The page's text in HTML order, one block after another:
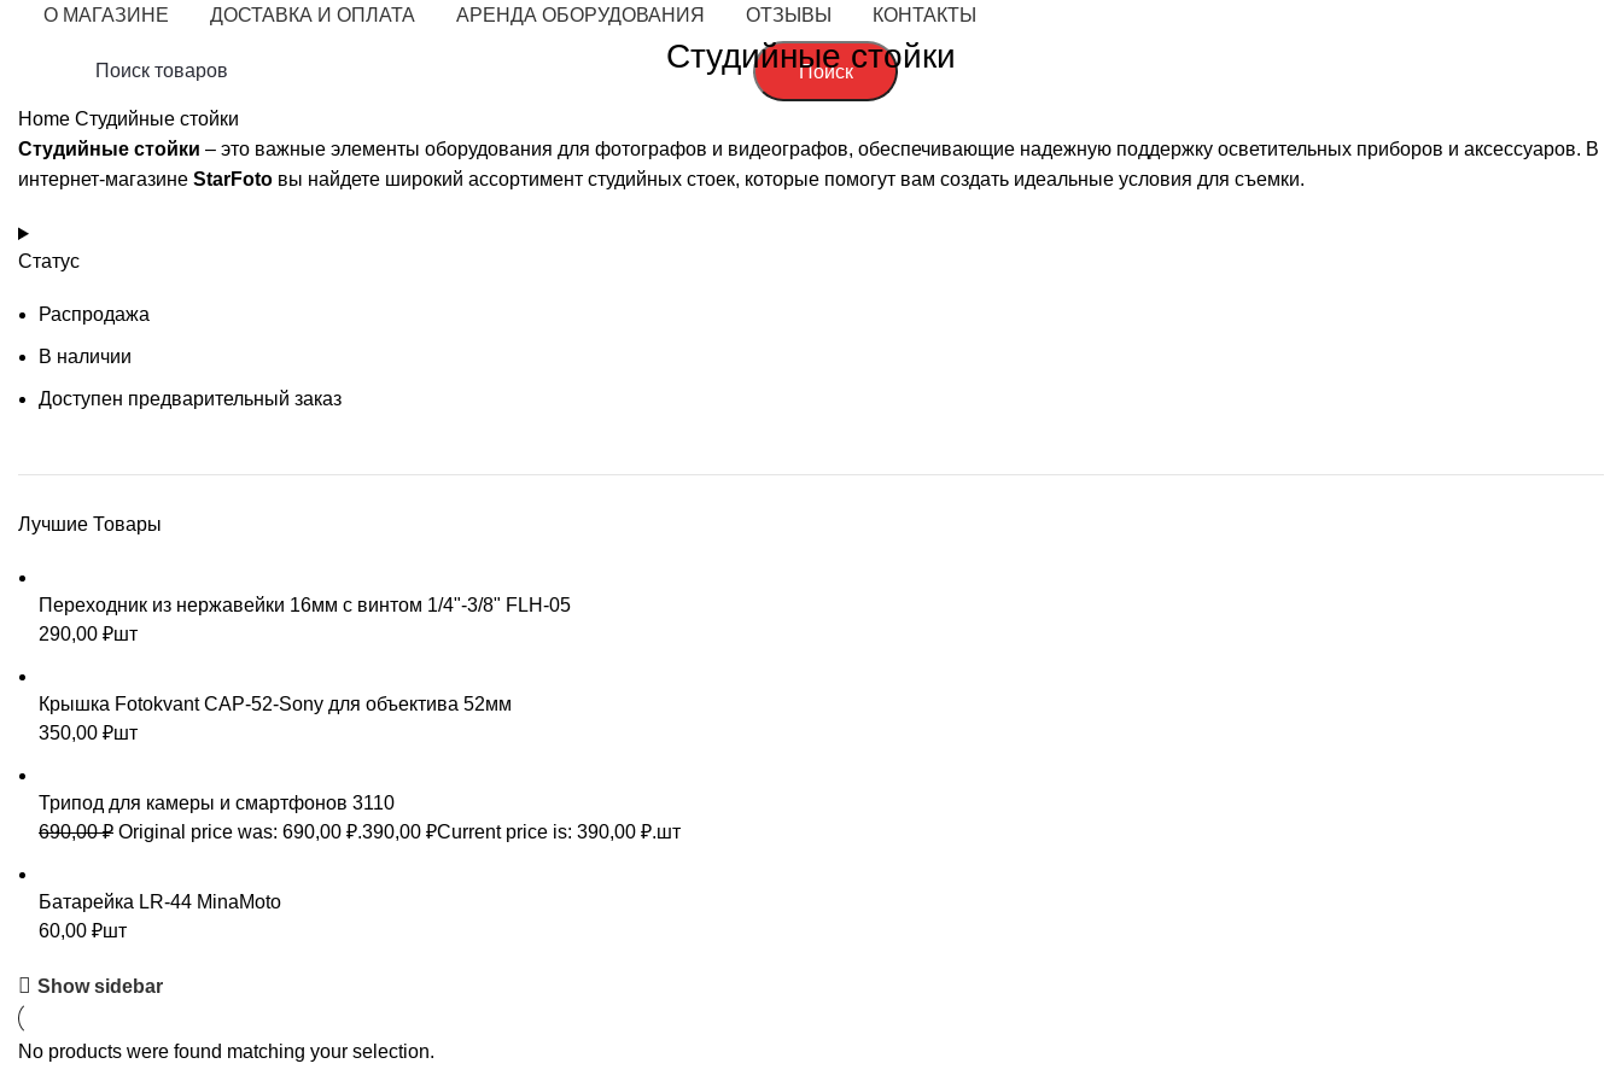
О МАГАЗИНЕ
ДОСТАВКА И ОПЛАТА АРЕНДА ОБОРУДОВАНИЯ ОТЗЫВЫ КОНТАКТЫ
Поиск
Студийные стойки
Home Студийные стойки
Студийные стойки – это важные элементы оборудования для фотографов и видеографов, обеспечивающие надежную поддержку осветительных приборов и аксессуаров. В
интернет-магазине StarFoto вы найдете широкий ассортимент студийных стоек, которые помогут вам создать идеальные условия для съемки.
Статус
Распродажа
В наличии
Доступен предварительный заказ
Лучшие Товары
Переходник из нержавейки 16мм с винтом 1/4"-3/8" FLH-05
290,00 ₽шт
Крышка Fotokvant CAP-52-Sony для объектива 52мм
350,00 ₽шт
Трипод для камеры и смартфонов 3110
690,00₽ Original price was: 690,00 ₽.390,00 ₽Current price is: 390,00 ₽.шт
Батарейка LR-44 MinaMoto
60,00 ₽шт
Show sidebar
No products were found matching your selection.